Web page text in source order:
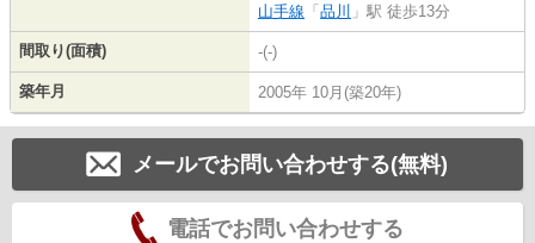
山手線 「 品川 」駅 徒歩13分
間取り(面積) -(-)
築年月 2005年 10月(築20年)
メールでお問い合わせする(無料)
電話でお問い合わせする